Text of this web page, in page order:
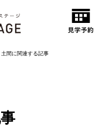
土間に関連する記事